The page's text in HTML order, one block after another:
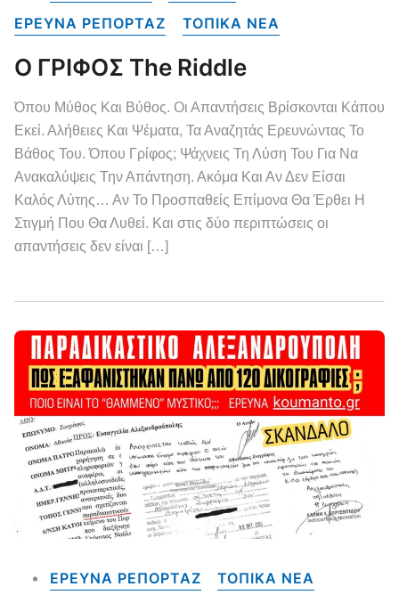
ΕΡΕΥΝΑ ΡΕΠΟΡΤΑΖ
ΤΟΠΙΚΑ NEA
Ο ΓΡΙΦΟΣ The Riddle
Όπου Μύθος Και Βύθος. Οι Απαντήσεις Βρίσκονται Κάπου
Εκεί. Αλήθειες Και Ψέματα, Τα Αναζητάς Ερευνώντας Το
Βάθος Του. Όπου Γρίφος; Ψάχνεις Τη Λύση Του Για Να
Ανακαλύψεις Την Απάντηση. Ακόμα Και Αν Δεν Είσαι
Καλός Λύτης… Αν Το Προσπαθείς Επίμονα Θα Έρθει Η
Στιγμή Που Θα Λυθεί. Και στις δύο περιπτώσεις οι
απαντήσεις δεν είναι […]
ΕΡΕΥΝΑ ΡΕΠΟΡΤΑΖ ΤΟΠΙΚΑ NEA